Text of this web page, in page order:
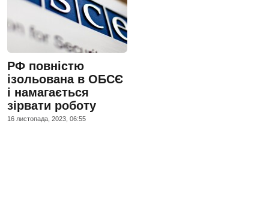
РФ повністю
ізольована в ОБСЄ
і намагається
зірвати роботу
16 листопада, 2023, 06:55